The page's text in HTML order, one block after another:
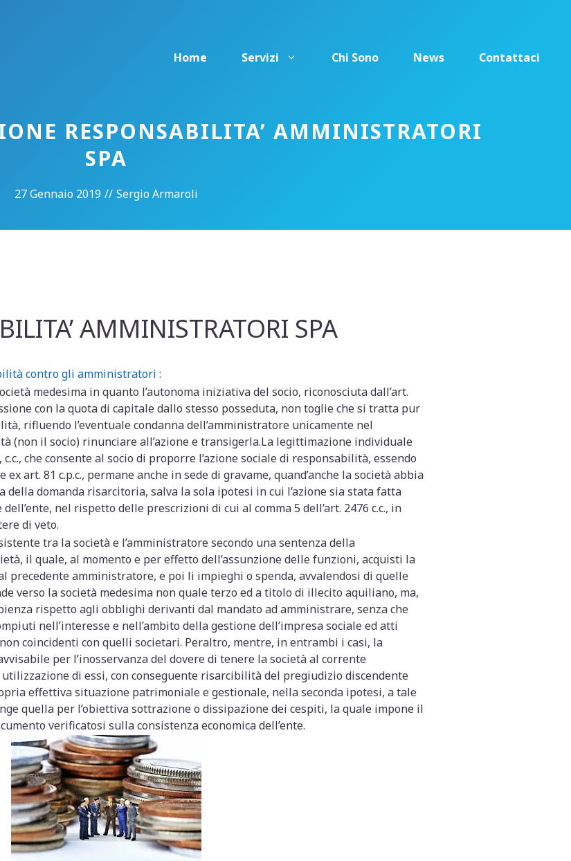
Home
Servizi Chi Sono News Contattaci
RESPONSABILITA’ AMMINISTRATORI
SPA
27 Gennaio 2019 // Sergio Armaroli
AMMINISTRATORI SPA
contro gli amministratori :
medesima in quanto l’autonoma iniziativa del socio, riconosciuta dall’art.
con la quota di capitale dallo stesso posseduta, non toglie che si tratta pur
rifluendo l’eventuale condanna dell’amministratore unicamente nel
(non il socio) rinunciare all’azione e transigerla.La legittimazione individuale
che consente al socio di proporre l’azione sociale di responsabilità, essendo
art. 81 c.p.c., permane anche in sede di gravame, quand’anche la società abbia
domanda risarcitoria, salva la sola ipotesi in cui l’azione sia stata fatta
nel rispetto delle prescrizioni di cui al comma 5 dell’art. 2476 c.c., in
di veto.
tra la società e l’amministratore secondo una sentenza della
il quale, al momento e per effetto dell’assunzione delle funzioni, acquisti la
amministratore, e poi li impieghi o spenda, avvalendosi di quelle
verso la società medesima non quale terzo ed a titolo di illecito aquiliano, ma,
rispetto agli obblighi derivanti dal mandato ad amministrare, senza che
nell’interesse e nell’ambito della gestione dell’impresa sociale ed atti
coincidenti con quelli societari. Peraltro, mentre, in entrambi i casi, la
per l’inosservanza del dovere di tenere la società al corrente
di essi, con conseguente risarcibilità del pregiudizio discendente
effettiva situazione patrimoniale e gestionale, nella seconda ipotesi, a tale
quella per l’obiettiva sottrazione o dissipazione dei cespiti, la quale impone il
verificatosi sulla consistenza economica dell’ente.